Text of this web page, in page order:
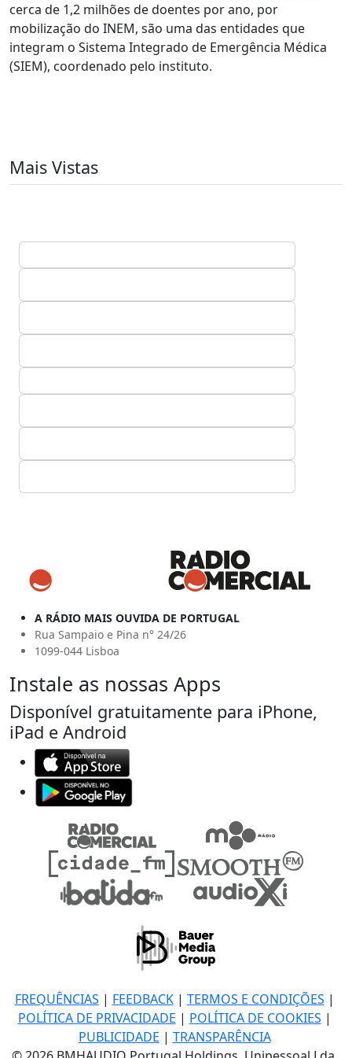
cerca de 1,2 milhões de doentes por ano, por
mobilização do INEM, são uma das entidades que
integram o Sistema Integrado de Emergência Médica
(SIEM), coordenado pelo instituto.
Mais Vistas
A RÁDIO MAIS OUVIDA DE PORTUGAL
Rua Sampaio e Pina n° 24/26
1099-044 Lisboa
Instale as nossas Apps
Disponível gratuitamente para iPhone,
iPad e Android
FREQUÊNCIAS | FEEDBACK| TERMOS E CONDIÇÕES |
POLÍTICA DE PRIVACIDADE | POLÍTICA DE COOKIES |
PUBLICIDADE | TRANSPARÊNCIA